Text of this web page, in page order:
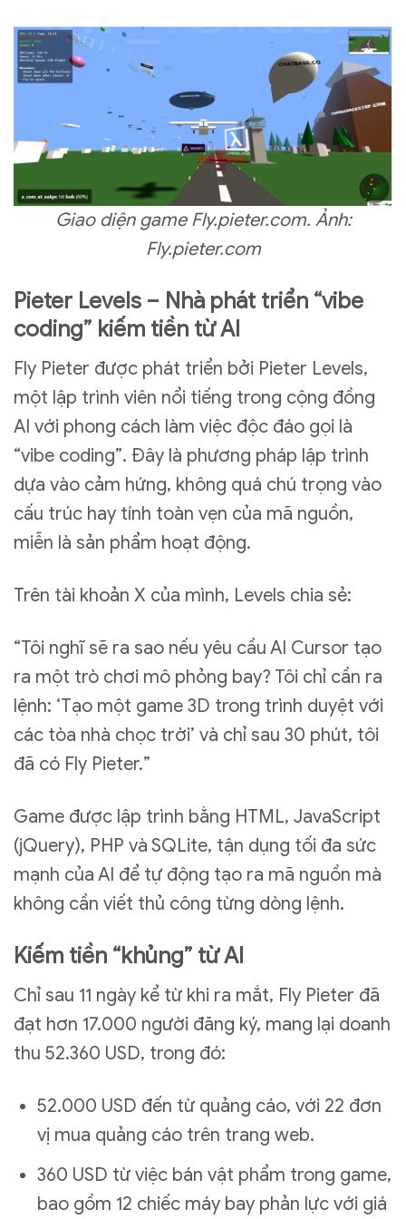
Giao diện game Fly.pieter.com. Ảnh:
Fly.pieter.com
Pieter Levels – Nhà phát triển “vibe
coding” kiếm tiền từ AI
Fly Pieter được phát triển bởi Pieter Levels,
một lập trình viên nổi tiếng trong cộng đồng
AI với phong cách làm việc độc đáo gọi là
“vibe coding”. Đây là phương pháp lập trình
dựa vào cảm hứng, không quá chú trọng vào
cấu trúc hay tính toàn vẹn của mã nguồn,
miễn là sản phẩm hoạt động.
Trên tài khoản X của mình, Levels chia sẻ:
“Tôi nghĩ sẽ ra sao nếu yêu cầu AI Cursor tạo
ra một trò chơi mô phỏng bay? Tôi chỉ cần ra
lệnh: ‘Tạo một game 3D trong trình duyệt với
các tòa nhà chọc trời’ và chỉ sau 30 phút, tôi
đã có Fly Pieter.”
Game được lập trình bằng HTML, JavaScript
(jQuery), PHP và SQLite, tận dụng tối đa sức
mạnh của AI để tự động tạo ra mã nguồn mà
không cần viết thủ công từng dòng lệnh.
Kiếm tiền “khủng” từ AI
Chỉ sau 11 ngày kể từ khi ra mắt, Fly Pieter đã
đạt hơn 17.000 người đăng ký, mang lại doanh
thu 52.360 USD, trong đó:
52.000 USD đến từ quảng cáo, với 22 đơn
vị mua quảng cáo trên trang web.
360 USD từ việc bán vật phẩm trong game,
bao gồm 12 chiếc máy bay phản lực với giá